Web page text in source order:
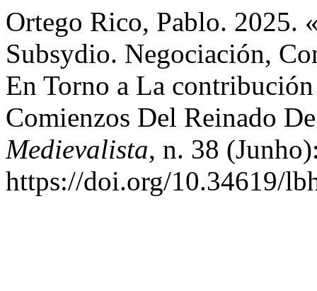
Ortego Rico, Pablo. 2025.
Subsydio. Negociación,
En Torno a La
Comienzos Del Reinado
Medievalista, n. 38
https://doi.org/10.34619/